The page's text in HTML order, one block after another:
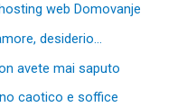
web Domovanje
desiderio…
avete mai saputo
caotico e soffice